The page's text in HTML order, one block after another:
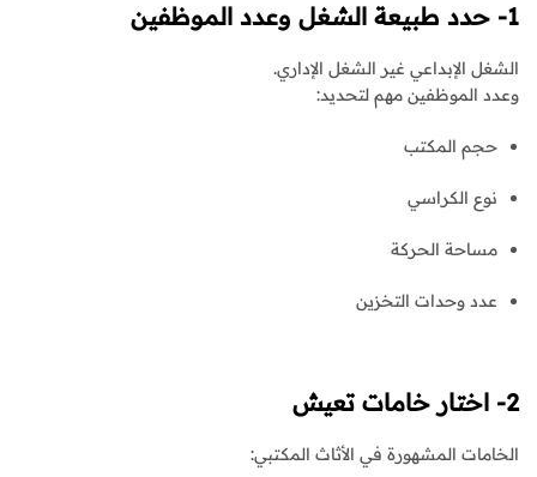
1- حدد طبيعة الشغل وعدد الموظفين
الشغل الإبداعي غير الشغل الإداري.
وعدد الموظفين مهم لتحديد:
حجم المكتب
نوع الكراسي
مساحة الحركة
عدد وحدات التخزين
2- اختار خامات تعيش
الخامات المشهورة في الأثاث المكتبي: